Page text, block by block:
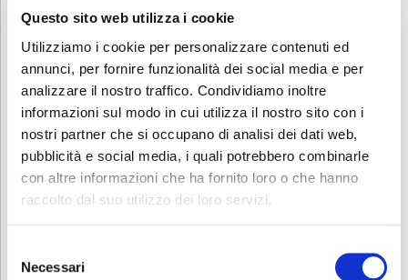
Questo sito web utilizza i cookie
Utilizziamo i cookie per personalizzare contenuti ed
annunci, per fornire funzionalità dei social media e per
analizzare il nostro traffico. Condividiamo inoltre
informazioni sul modo in cui utilizza il nostro sito con i
nostri partner che si occupano di analisi dei dati web,
pubblicità e social media, i quali potrebbero combinarle
con altre informazioni che ha fornito loro o che hanno
raccolto dal suo utilizzo dei loro servizi.
delNecessari